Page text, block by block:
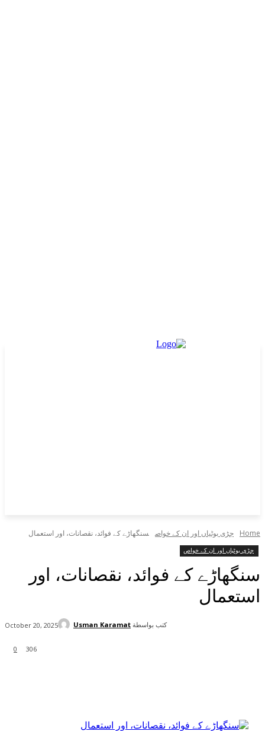
Home جڑی بوٹیاں اور ان کے خواص سنگھاڑے کے فوائد، نقصانات، اور استعمال
جڑی بوٹیاں اور ان کے خواص
سنگھاڑے کے فوائد، نقصانات، اور
استعمال
0 306
October 20, 2025 كتب بواسطة Usman Karamat